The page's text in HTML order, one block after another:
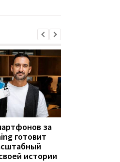
за
готовит
истории